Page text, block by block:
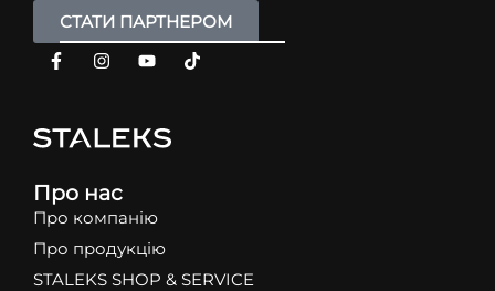
СТАТИ ПАРТНЕРОМ
Про нас
Про компанію
Про продукцію
STALEKS SHOP & SERVICE